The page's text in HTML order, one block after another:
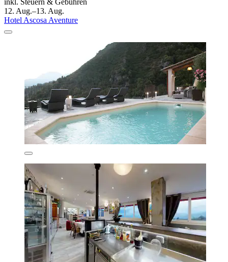
inkl. Steuern & Gebühren
12. Aug.–13. Aug.
Hotel Ascosa Aventure